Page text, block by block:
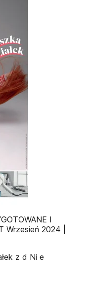
I
Wrzesień 2024 |
z d Ni e